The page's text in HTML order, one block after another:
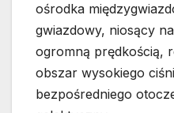
ośrodka
gwiazdowy, niosący
ogromną prędkością,
obszar wysokiego
bezpośredniego